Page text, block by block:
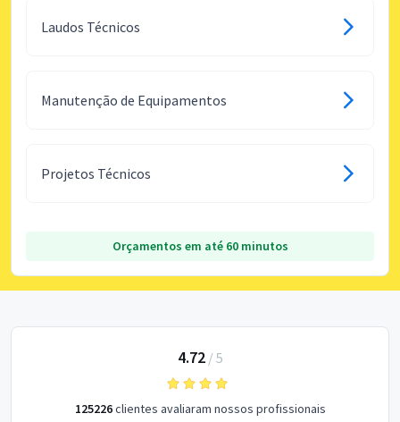
Laudos Técnicos
Manutenção de Equipamentos
Projetos Técnicos
Orçamentos em até 60 minutos
4.72/ 5
125226clientes avaliaram nossos profissionais